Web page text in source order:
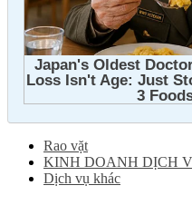
Rao vặt
KINH DOANH DỊCH
Dịch vụ khác